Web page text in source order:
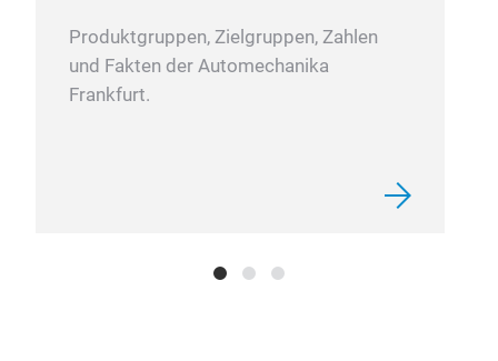
Produktgruppen, Zielgruppen, Zahlen
und Fakten der Automechanika
Frankfurt.